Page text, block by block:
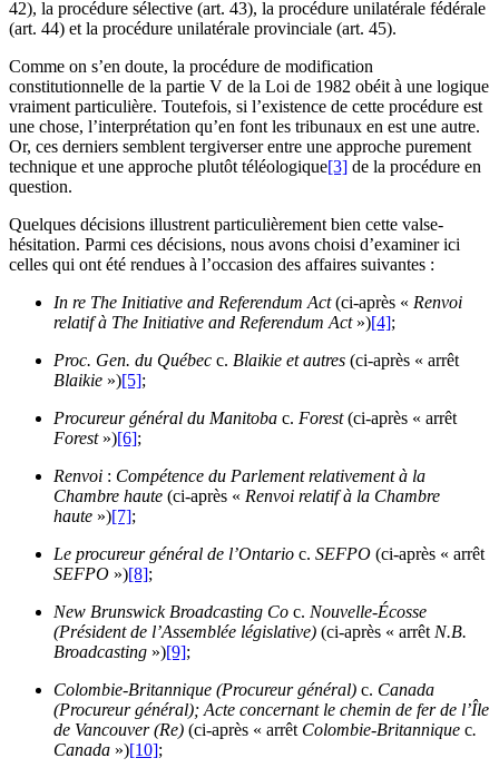
42), la procédure sélective (art. 43), la procédure unilatérale fédérale
(art. 44) et la procédure unilatérale provinciale (art. 45).
Comme on s’en doute, la procédure de modification
constitutionnelle de la partie V de la Loi de 1982 obéit à une logique
vraiment particulière. Toutefois, si l’existence de cette procédure est
une chose, l’interprétation qu’en font les tribunaux en est une autre.
Or, ces derniers semblent tergiverser entre une approche purement
technique et une approche plutôt téléologique[3] de la procédure en
question.
Quelques décisions illustrent particulièrement bien cette valse-
hésitation. Parmi ces décisions, nous avons choisi d’examiner ici
celles qui ont été rendues à l’occasion des affaires suivantes :
In re The Initiative and Referendum Act(ci-après « Renvoi
relatif à The Initiative and Referendum Act»)[4];
Proc. Gen. du Québec c. Blaikie et autres (ci-après « arrêt
Blaikie »)[5];
Procureur général du Manitoba c. Forest(ci-après « arrêt
Forest»)[6];
Renvoi : Compétence du Parlement relativement à la
Chambre haute (ci-après « Renvoi relatif à la Chambre
haute »)[7];
Le procureur général de l’Ontario c. SEFPO (ci-après « arrêt
SEFPO »)[8];
New Brunswick Broadcasting Co c. Nouvelle-Écosse
(Président de l’Assemblée législative) (ci-après « arrêtN.B.
Broadcasting »)[9];
Colombie-Britannique (Procureur général) c. Canada
(Procureur général); Acte concernant le chemin de fer de l’Île
de Vancouver (Re) (ci-après « arrêt Colombie-Britannique c.
Canada »)[10];